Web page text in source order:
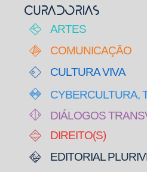
CURADORIAS
ARTES
COMUNICAÇÃO
CULTURA VIVA
CYBERCULTURA,
DIÁLOGOS
DIREITO(S)
EDITORIAL